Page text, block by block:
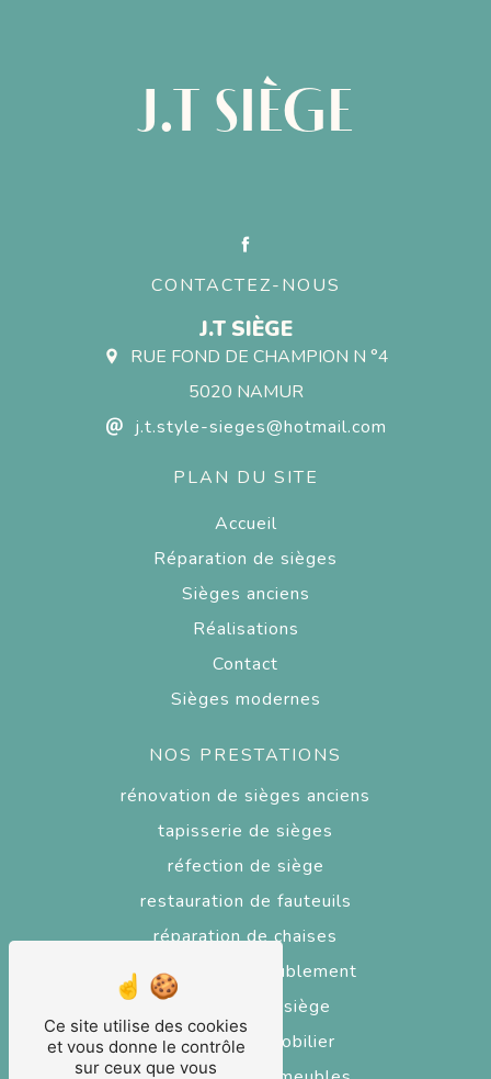
J.T SIÈGE
CONTACTEZ-NOUS
J.T SIÈGE
RUE FOND DE CHAMPION N °4
5020 NAMUR
j.t.style-sieges@hotmail.com
PLAN DU SITE
Accueil
Réparation de sièges
Sièges anciens
Réalisations
Contact
Sièges modernes
NOS PRESTATIONS
rénovation de sièges anciens
tapisserie de sièges
réfection de siège
restauration de fauteuils
réparation de chaises
tapisserie d'ameublement
réparateur de siège
réfection de mobilier
Ce site utilise des cookies
et vous donne le contrôle
sur ceux que vous